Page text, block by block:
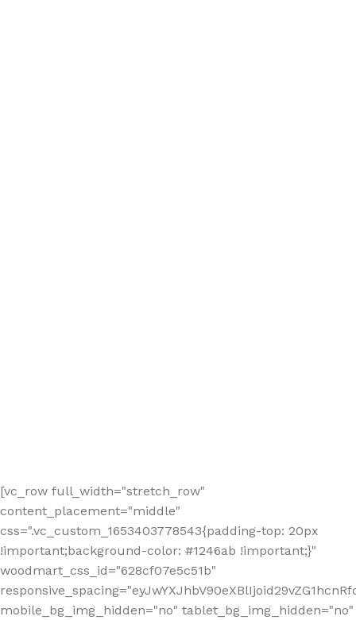
[vc_row full_width="stretch_row"
content_placement="middle"
css=".vc_custom_1653403778543{padding-top: 20px
!important;background-color: #1246ab !important;}"
woodmart_css_id="628cf07e5c51b"
mobile_bg_img_hidden="no" tablet_bg_img_hidden="no"